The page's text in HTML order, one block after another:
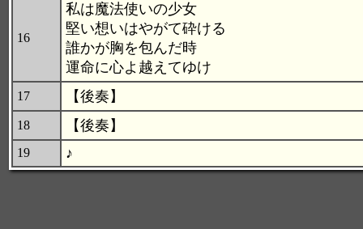
16
私は魔法使いの少女
堅い想いはやがて砕ける
誰かが胸を包んだ時
運命に心よ越えてゆけ
17 【後奏】
18 【後奏】
19 ♪